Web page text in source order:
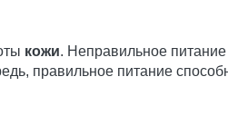
кожи. Неправильное
правильное питание